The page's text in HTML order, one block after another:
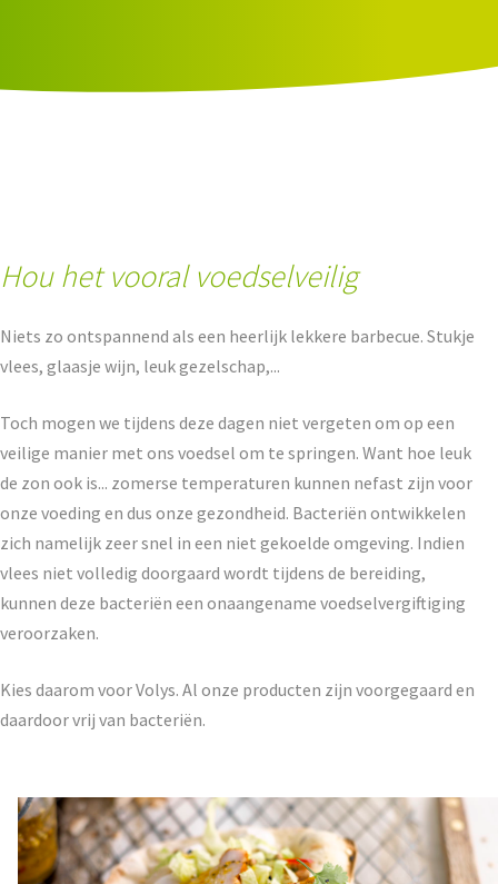
Hou het vooral voedselveilig
Niets zo ontspannend als een heerlijk lekkere barbecue. Stukje
vlees, glaasje wijn, leuk gezelschap,...
Toch mogen we tijdens deze dagen niet vergeten om op een
veilige manier met ons voedsel om te springen. Want hoe leuk
de zon ook is... zomerse temperaturen kunnen nefast zijn voor
onze voeding en dus onze gezondheid. Bacteriën ontwikkelen
zich namelijk zeer snel in een niet gekoelde omgeving. Indien
vlees niet volledig doorgaard wordt tijdens de bereiding,
kunnen deze bacteriën een onaangename voedselvergiftiging
veroorzaken.
Kies daarom voor Volys. Al onze producten zijn voorgegaard en
daardoor vrij van bacteriën.